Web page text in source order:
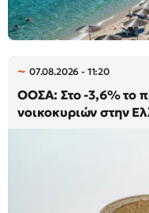
07.08.2026 - 11:20
ΟΟΣΑ: Στο -3,6% το
νοικοκυριών στην